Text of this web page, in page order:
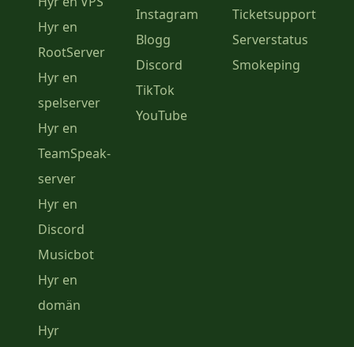
Hyr en
RootServer
Hyr en
spelserver
Hyr en
TeamSpeak-
server
Hyr en
Discord
Musicbot
Hyr en
domän
Hyr
Instagram
Blogg
Discord
TikTok
YouTube
Ticketsupport
Serverstatus
Smokeping